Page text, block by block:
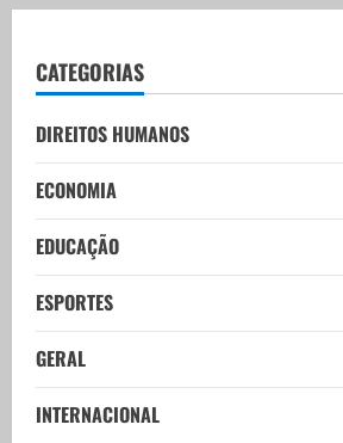
CATEGORIAS
DIREITOS HUMANOS
ECONOMIA
EDUCAÇÃO
ESPORTES
GERAL
INTERNACIONAL